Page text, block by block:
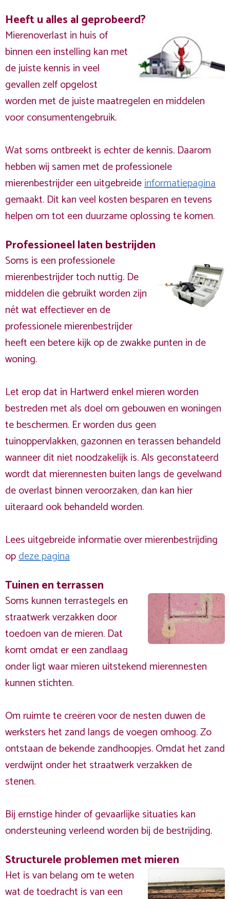
Heeft u alles al geprobeerd?
Mierenoverlast in huis of
binnen een instelling kan met
de juiste kennis in veel
gevallen zelf opgelost
worden met de juiste maatregelen en middelen
voor consumentengebruik.
Wat soms ontbreekt is echter de kennis. Daarom
hebben wij samen met de professionele
mierenbestrijder een uitgebreideinformatiepagina
gemaakt. Dit kan veel kosten besparen en tevens
helpen om tot een duurzame oplossing te komen.
Professioneel laten bestrijden
Soms is een professionele
mierenbestrijder toch nuttig. De
middelen die gebruikt worden zijn
nét wat effectiever en de
professionele mierenbestrijder
heeft een betere kijk op de zwakke punten in de
woning.
Let erop dat in Hartwerd enkel mieren worden
bestreden met als doel om gebouwen en woningen
te beschermen. Er worden dus geen
tuinoppervlakken, gazonnen en terassen behandeld
wanneer dit niet noodzakelijk is. Als geconstateerd
wordt dat mierennesten buiten langs de gevelwand
de overlast binnen veroorzaken, dan kan hier
uiteraard ook behandeld worden.
Lees uitgebreide informatie over mierenbestrijding
opdeze pagina
Tuinen en terrassen
Soms kunnen terrastegels en
straatwerk verzakken door
toedoen van de mieren. Dat
komt omdat er een zandlaag
onder ligt waar mieren uitstekend mierennesten
kunnen stichten.
Om ruimte te creëren voor de nesten duwen de
werksters het zand langs de voegen omhoog. Zo
ontstaan de bekende zandhoopjes. Omdat het zand
verdwijnt onder het straatwerk verzakken de
stenen.
Bij ernstige hinder of gevaarlijke situaties kan
ondersteuning verleend worden bij de bestrijding.
Structurele problemen met mieren
Het is van belang om te weten
wat de toedracht is van een